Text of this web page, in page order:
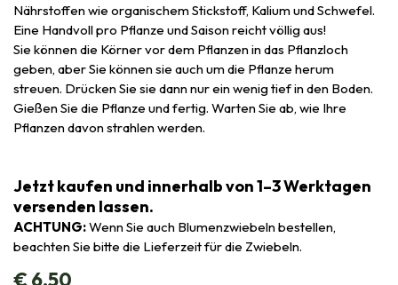
Nährstoffen wie organischem Stickstoff, Kalium und Schwefel.
Eine Handvoll pro Pflanze und Saison reicht völlig aus!
Sie können die Körner vor dem Pflanzen in das Pflanzloch
geben, aber Sie können sie auch um die Pflanze herum
streuen. Drücken Sie sie dann nur ein wenig tief in den Boden.
Gießen Sie die Pflanze und fertig. Warten Sie ab, wie Ihre
Pflanzen davon strahlen werden.
Jetzt kaufen und innerhalb von 1–3 Werktagen
versenden lassen.
ACHTUNG:Wenn Sie auch Blumenzwiebeln bestellen,
beachten Sie bitte die Lieferzeit für die Zwiebeln.
€6,50